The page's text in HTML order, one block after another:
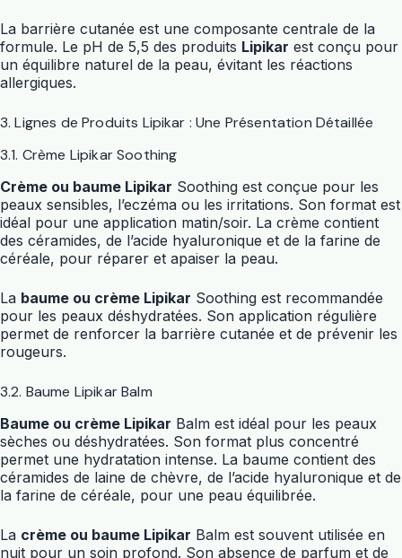
La barrière cutanée est une composante centrale de la
formule. Le pH de 5,5 des produits Lipikar est conçu pour
un équilibre naturel de la peau, évitant les réactions
allergiques.
3. Lignes de Produits Lipikar : Une Présentation Détaillée
3.1. Crème Lipikar Soothing
Crème ou baume Lipikar Soothing est conçue pour les
peaux sensibles, l’eczéma ou les irritations. Son format est
idéal pour une application matin/soir. La crème contient
des céramides, de l’acide hyaluronique et de la farine de
céréale, pour réparer et apaiser la peau.
La baume ou crème Lipikar Soothing est recommandée
pour les peaux déshydratées. Son application régulière
permet de renforcer la barrière cutanée et de prévenir les
rougeurs.
3.2. Baume Lipikar Balm
Baume ou crème Lipikar Balm est idéal pour les peaux
sèches ou déshydratées. Son format plus concentré
permet une hydratation intense. La baume contient des
céramides de laine de chèvre, de l’acide hyaluronique et de
la farine de céréale, pour une peau équilibrée.
La crème ou baume Lipikar Balm est souvent utilisée en
nuit pour un soin profond. Son absence de parfum et de